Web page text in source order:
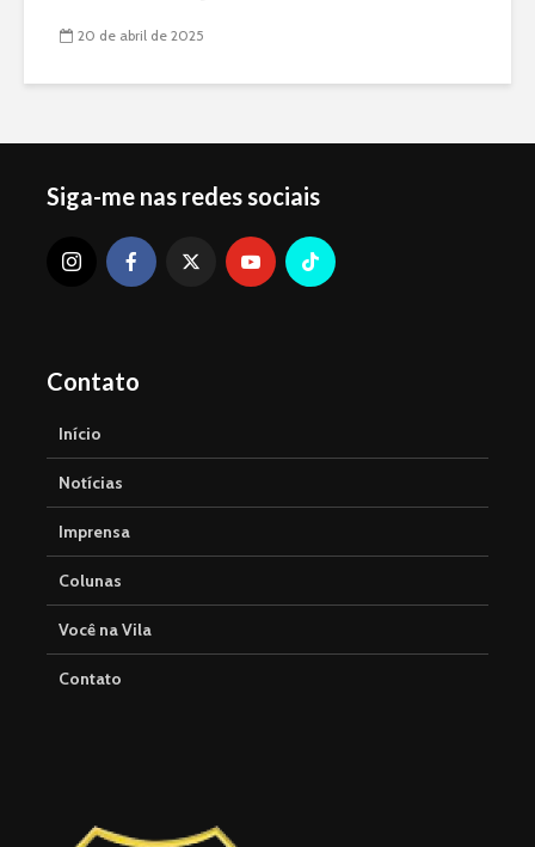
20 de abril de 2025
Siga-me nas redes sociais
Contato
Início
Notícias
Imprensa
Colunas
Você na Vila
Contato